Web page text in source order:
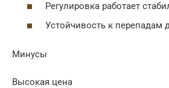
Регулировка работает
Устойчивость к перепадам
Минусы
Высокая цена